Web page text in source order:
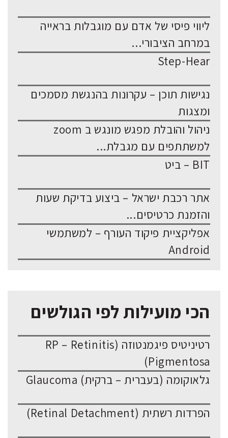
ליווי פיסי של אדם עם מוגבלות בראייה
במרחב הציבורי...
Step-Hear
נגישות תוכן – עקרונות בהנגשת מסמכים
ומצגות
ניהול והובלת מפגש מונגש ב zoom
למשתתפים עם מגבלת...
BIT – ביט
אתר רכבת ישראל – ביצוע בדיקת שעות
והזמנת כרטיסים...
אפליקציית פיקוד העורף – למשתמשי
Android
הכי מועילות לפי הגולשים
רטיניטיס פיגמנטוזה (RP – Retinitis
Pigmentosa)
גלאוקומה (בעברית – ברקית) Glaucoma
הפרדות רשתית (Retinal Detachment)